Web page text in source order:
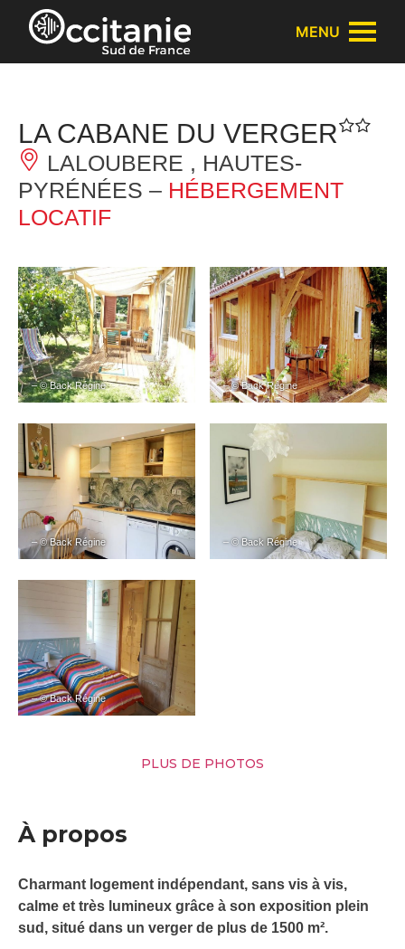
Panneau de gestion des cookies
MENU
LA CABANE DU VERGER
LALOUBERE , HAUTES-
PYRÉNÉES – HÉBERGEMENT
LOCATIF
– © Back Régine – © Back Régine
– © Back Régine – © Back Régine
– © Back Régine
PLUS DE PHOTOS
À propos
Charmant logement indépendant, sans vis à vis,
calme et très lumineux grâce à son exposition plein
sud, situé dans un verger de plus de 1500 m².